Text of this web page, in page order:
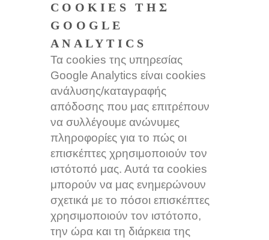
COOKIES ΤΗΣ
GOOGLE
ANALYTICS
Τα cookies της υπηρεσίας
Google Analytics είναι cookies
ανάλυσης/καταγραφής
απόδοσης που μας επιτρέπουν
να συλλέγουμε ανώνυμες
πληροφορίες για το πώς οι
επισκέπτες χρησιμοποιούν τον
ιστότοπό μας. Αυτά τα cookies
μπορούν να μας ενημερώνουν
σχετικά με το πόσοι επισκέπτες
χρησιμοποιούν τον ιστότοπο,
την ώρα και τη διάρκεια της